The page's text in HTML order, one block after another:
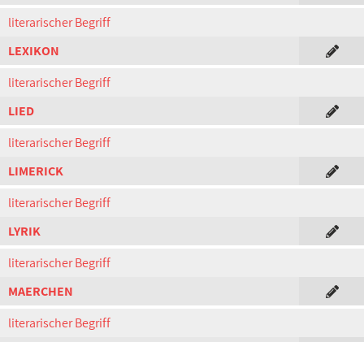
literarischer Begriff
LEXIKON
literarischer Begriff
LIED
literarischer Begriff
LIMERICK
literarischer Begriff
LYRIK
literarischer Begriff
MAERCHEN
literarischer Begriff